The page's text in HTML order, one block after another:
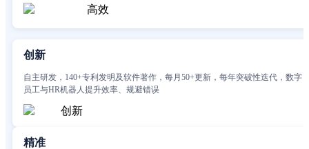
创新
自主研发，140+专利发明及软件著作，每月50+更新，每年突破性迭代，数字
员工与HR机器人提升效率、规避错误
精准